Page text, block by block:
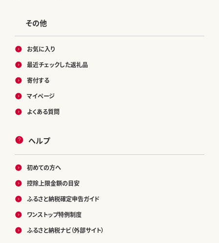
その他
お気に入り
最近チェックした返礼品
寄付する
マイページ
よくある質問
ヘルプ
初めての方へ
控除上限金額の目安
ふるさと納税確定申告ガイド
ワンストップ特例制度
ふるさと納税ナビ（外部サイト）